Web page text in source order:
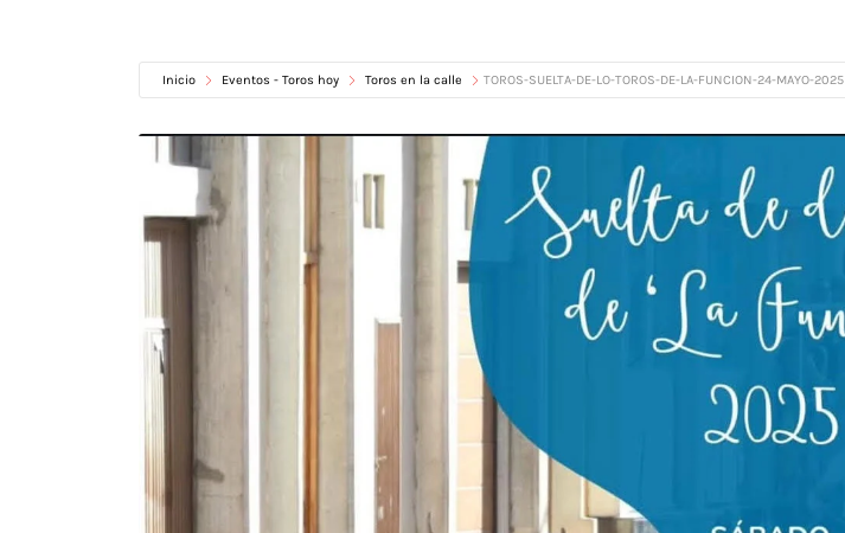
Inicio Eventos - Toros hoy Toros en la calle TOROS-SUELTA-DE-LO-TOROS-DE-LA-FUNCION-24-MAYO-2025